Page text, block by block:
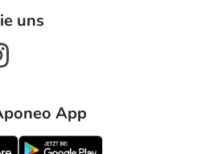
uns
App